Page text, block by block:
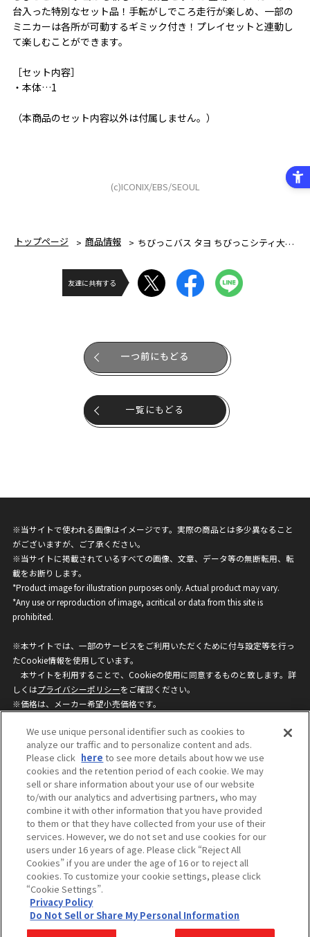
台入った特別なセット品！手転がしでころ走行が楽しめ、一部の
ミニカーは各所が可動するギミック付き！プレイセットと連動し
て楽しむことができます。
［セット内容］
・本体…1
（本商品のセット内容以外は付属しません。）
(c)ICONIX/EBS/SEOUL
トップページ 商品情報 ちびっこバス タヨ ちびっこシティ大集合セット
友達に共有する
一つ前にもどる
一覧にもどる
※当サイトで使われる画像はイメージです。実際の商品とは多少異なること
がございますが、ご了承ください。
※当サイトに掲載されているすべての画像、文章、データ等の無断転用、転
載をお断りします。
*Product image for illustration purposes only. Actual product may vary.
*Any use or reproduction of image, acritical or data from this site is
prohibited.
※本サイトでは、一部のサービスをご利用いただくために付与設定等を行っ
たCookie情報を使用しています。
本サイトを利用することで、Cookieの使用に同意するものと致します。詳
しくはプライバシーポリシーをご確認ください。
※価格は、メーカー希望小売価格です。
ざいますのでご了承ください。
privacypolicy
Do Not Sell or Share My
Personal Information
ウェブサイトご利用条件
ソーシャルメディアポリシー
個人情報保護方針
お問い合わせ
©BANDAI
コピーライト一覧を表示する
We use unique personal identifier such as cookies to
analyze our traffic and to personalize content and ads.
Please click here to see more details about how we use
cookies and the retention period of each cookie. We may
sell or share information about your use of our website
to/with our analytics and advertising partners, who may
combine it with other information that you have provided
to them or that they have collected from your use of their
services. However, we do not set and use cookies for our
users under 16 years of age. Please click “Reject All
Cookies” if you are under the age of 16 or to reject all
cookies. To customize your cookie settings, please click
“Cookie Settings”.
Privacy Policy
Do Not Sell or Share My Personal Information